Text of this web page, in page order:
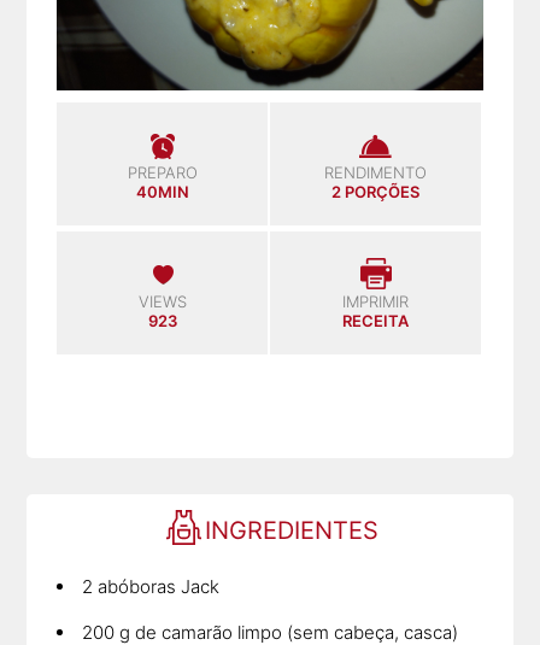
PREPARO
40MIN
RENDIMENTO
2 PORÇÕES
VIEWS
923
IMPRIMIR
RECEITA
INGREDIENTES
2 abóboras Jack
200 g de camarão limpo (sem cabeça, casca)